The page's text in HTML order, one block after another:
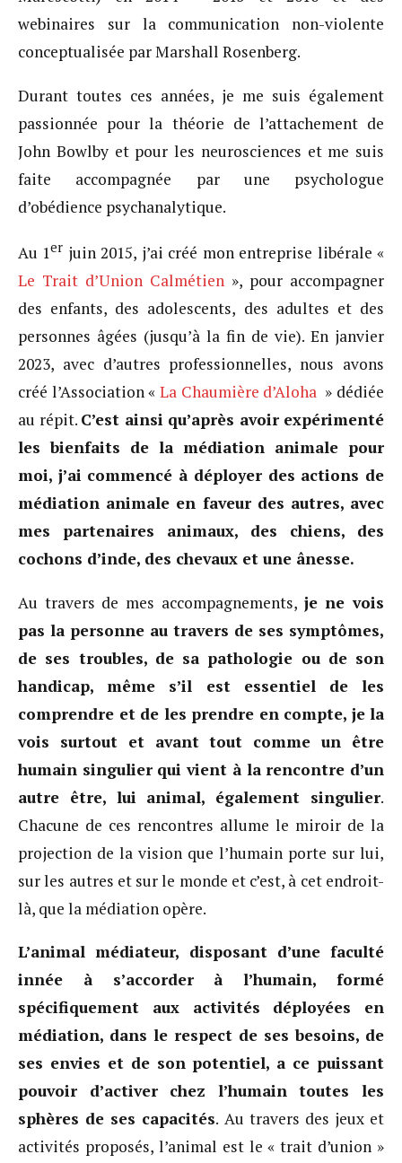
webinaires sur la communication non-violente
conceptualisée par Marshall Rosenberg.
Durant toutes ces années, je me suis également
passionnée pour la théorie de l’attachement de
John Bowlby et pour les neurosciences et me suis
faite accompagnée par une psychologue
d’obédience psychanalytique.
Au 1er juin 2015, j’ai créé mon entreprise libérale «
Le Trait d’Union Calmétien », pour accompagner
des enfants, des adolescents, des adultes et des
personnes âgées (jusqu’à la fin de vie). En janvier
2023, avec d’autres professionnelles, nous avons
créé l’Association « La Chaumière d’Aloha » dédiée
au répit. C’est ainsi qu’après avoir expérimenté
les bienfaits de la médiation animale pour
moi, j’ai commencé à déployer des actions de
médiation animale en faveur des autres, avec
mes partenaires animaux, des chiens, des
cochons d’inde, des chevaux et une ânesse.
Au travers de mes accompagnements, je ne vois
pas la personne au travers de ses symptômes,
de ses troubles, de sa pathologie ou de son
handicap, même s’il est essentiel de les
comprendre et de les prendre en compte, je la
vois surtout et avant tout comme un être
humain singulier qui vient à la rencontre d’un
autre être, lui animal, également singulier.
Chacune de ces rencontres allume le miroir de la
projection de la vision que l’humain porte sur lui,
sur les autres et sur le monde et c’est, à cet endroit-
là, que la médiation opère.
L’animal médiateur, disposant d’une faculté
innée à s’accorder à l’humain, formé
spécifiquement aux activités déployées en
médiation, dans le respect de ses besoins, de
ses envies et de son potentiel, a ce puissant
pouvoir d’activer chez l’humain toutes les
sphères de ses capacités. Au travers des jeux et
activités proposés, l’animal est le « trait d’union »